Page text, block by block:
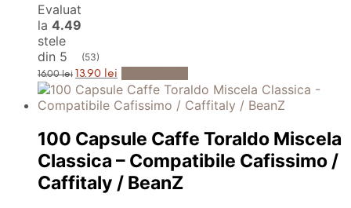
Evaluat
la 4.49
stele
din 5
(53)
16.00lei Prețul
inițial
a
fost:
13.90 lei Prețul
curent
este:
13.90 lei.
100 Capsule Caffe Toraldo Miscela
Classica – Compatibile Cafissimo /
Caffitaly / BeanZ